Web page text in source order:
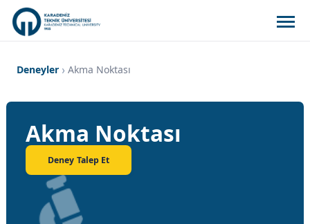
Deneyler Akma Noktası
Akma Noktası
Deney Talep Et